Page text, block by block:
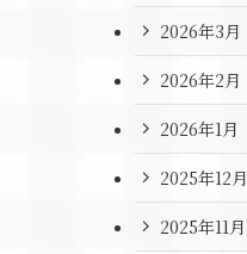
2026年3月
2026年2月
2026年1月
2025年12月
2025年11月